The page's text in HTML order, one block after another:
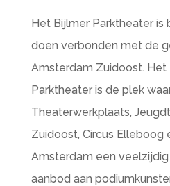
Het Bijlmer Parktheater is
doen verbonden met de
Amsterdam Zuidoost. Het
Parktheater is de plek
Theaterwerkplaats,
Zuidoost, Circus Elleboog
Amsterdam een
aanbod aan